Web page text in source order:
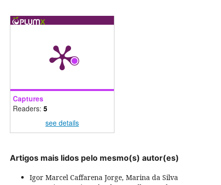
Captures
Readers: 5
see details
Artigos mais lidos pelo mesmo(s) autor(es)
Igor Marcel Caffarena Jorge, Marina da Silva